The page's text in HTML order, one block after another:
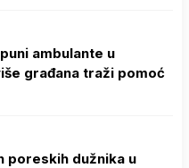
ambulante u
građana traži pomoć
poreskih dužnika u